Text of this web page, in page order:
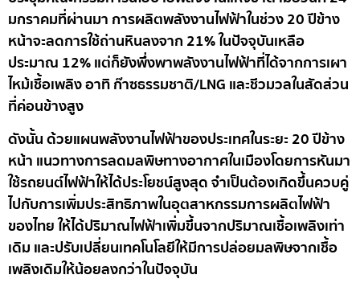
มกราคมที่ผ่านมา การผลิตพลังงานไฟฟ้าในช่วง 20 ปีข้าง
หน้าจะลดการใช้ถ่านหินลงจาก 21% ในปัจจุบันเหลือ
ประมาณ 12% แต่ก็ยังพึ่งพาพลังงานไฟฟ้าที่ได้จากการเผา
ไหม้เชื้อเพลิง อาทิ ก๊าซธรรมชาติ/LNG และชีวมวลในสัดส่วน
ที่ค่อนข้างสูง
ดังนั้น ด้วยแผนพลังงานไฟฟ้าของประเทศในระยะ 20 ปีข้าง
หน้า แนวทางการลดมลพิษทางอากาศในเมืองโดยการหันมา
ใช้รถยนต์ไฟฟ้าให้ได้ประโยชน์สูงสุด จำเป็นต้องเกิดขึ้นควบคู่
ไปกับการเพิ่มประสิทธิภาพในอุตสาหกรรมการผลิตไฟฟ้า
ของไทย ให้ได้ปริมาณไฟฟ้าเพิ่มขึ้นจากปริมาณเชื้อเพลิงเท่า
เดิม และปรับเปลี่ยนเทคโนโลยีให้มีการปล่อยมลพิษจากเชื้อ
เพลิงเดิมให้น้อยลงกว่าในปัจจุบัน